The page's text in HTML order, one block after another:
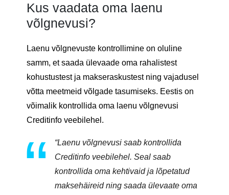
Kus vaadata oma laenu
võlgnevusi?
Laenu võlgnevuste kontrollimine on oluline
samm, et saada ülevaade oma rahalistest
kohustustest ja makseraskustest ning vajadusel
võtta meetmeid võlgade tasumiseks. Eestis on
võimalik kontrollida oma laenu võlgnevusi
Creditinfo veebilehel.
“Laenu võlgnevusi saab kontrollida
Creditinfo veebilehel. Seal saab
kontrollida oma kehtivaid ja lõpetatud
maksehäireid ning saada ülevaate oma